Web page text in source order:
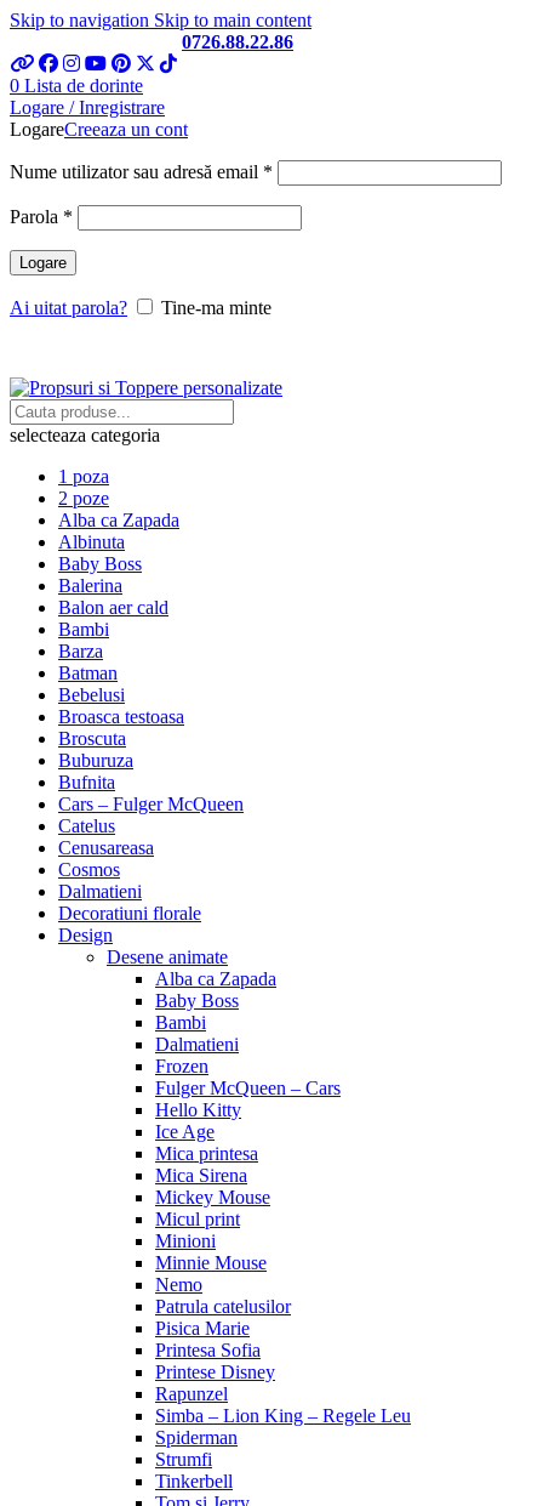
Skip to navigation Skip to main content
0726.88.22.86
0 Lista de dorinte
Logare / Inregistrare
LogareCreeaza un cont
Nume utilizator sau adresă email *
Parola *
Logare
Ai uitat parola? Tine-ma minte
selecteaza categoria
1 poza
2 poze
Alba ca Zapada
Albinuta
Baby Boss
Balerina
Balon aer cald
Bambi
Barza
Batman
Bebelusi
Broasca testoasa
Broscuta
Buburuza
Bufnita
Cars – Fulger McQueen
Catelus
Cenusareasa
Cosmos
Dalmatieni
Decoratiuni florale
Design
Desene animate
Alba ca Zapada
Baby Boss
Bambi
Dalmatieni
Frozen
Fulger McQueen – Cars
Hello Kitty
Ice Age
Mica printesa
Mica Sirena
Mickey Mouse
Micul print
Minioni
Minnie Mouse
Nemo
Patrula catelusilor
Pisica Marie
Printesa Sofia
Printese Disney
Rapunzel
Simba – Lion King – Regele Leu
Spiderman
Strumfi
Tinkerbell